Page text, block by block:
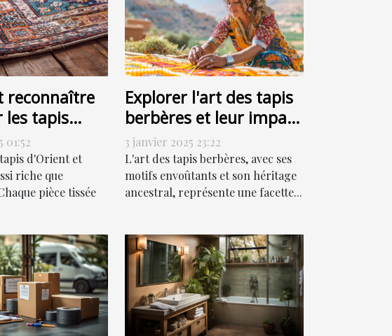
reconnaître
les tapis
anciens
01:52
d'Orient et
riche que
pièce tissée
Explorer l'art des tapis
berbères et leur impact
culturel
3 janvier 2025 23:22
L'art des tapis berbères, avec ses
motifs envoûtants et son héritage
ancestral, représente une facette...